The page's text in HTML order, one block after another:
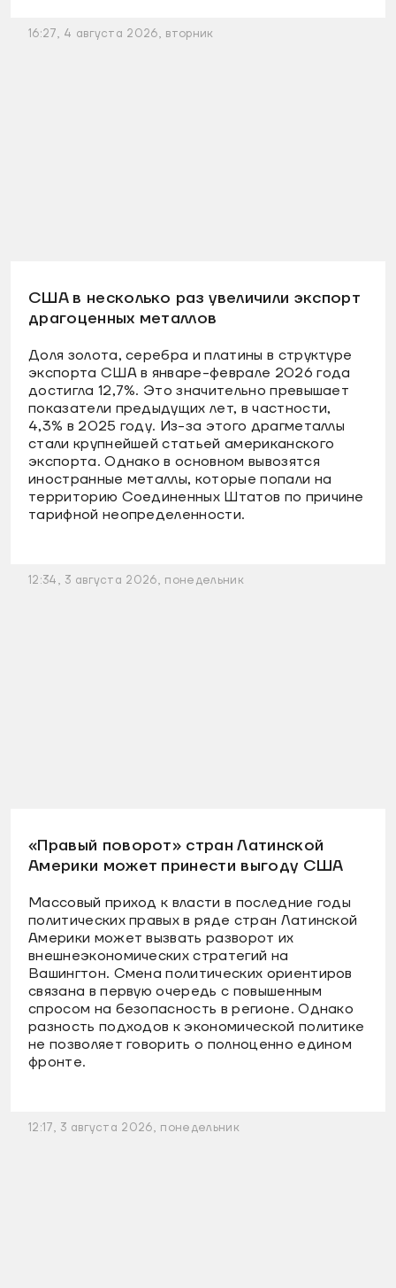
16:27, 4 августа 2026, вторник
США в несколько раз увеличили экспорт
драгоценных металлов
Доля золота, серебра и платины в структуре
экспорта США в январе-феврале 2026 года
достигла 12,7%. Это значительно превышает
показатели предыдущих лет, в частности,
4,3% в 2025 году. Из-за этого драгметаллы
стали крупнейшей статьей американского
экспорта. Однако в основном вывозятся
иностранные металлы, которые попали на
территорию Соединенных Штатов по причине
тарифной неопределенности.
12:34, 3 августа 2026, понедельник
«Правый поворот» стран Латинской
Америки может принести выгоду США
Массовый приход к власти в последние годы
политических правых в ряде стран Латинской
Америки может вызвать разворот их
внешнеэкономических стратегий на
Вашингтон. Смена политических ориентиров
связана в первую очередь с повышенным
спросом на безопасность в регионе. Однако
разность подходов к экономической политике
не позволяет говорить о полноценно едином
фронте.
12:17, 3 августа 2026, понедельник